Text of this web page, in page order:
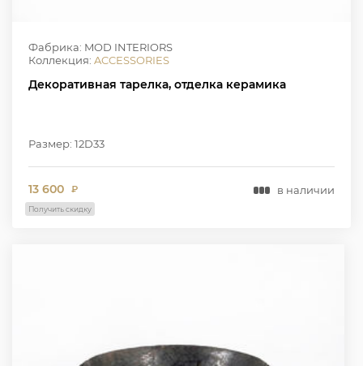
Фабрика: MOD INTERIORS
Коллекция: ACCESSORIES
Декоративная тарелка, отделка керамика
Размер: 12D33
13 600 ₽ в наличии
Получить скидку